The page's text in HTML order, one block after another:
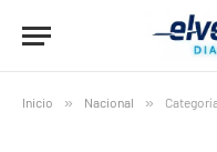
Inicio » Nacional »